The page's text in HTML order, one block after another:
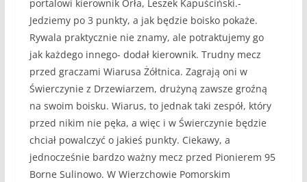
portalowi kierownik Orła, Leszek Kapuściński.-
Jedziemy po 3 punkty, a jak będzie boisko pokaże.
Rywala praktycznie nie znamy, ale potraktujemy go
jak każdego innego- dodał kierownik. Trudny mecz
przed graczami Wiarusa Żółtnica. Zagrają oni w
Świerczynie z Drzewiarzem, drużyną zawsze groźną
na swoim boisku. Wiarus, to jednak taki zespół, który
przed nikim nie pęka, a więc i w Świerczynie będzie
chciał powalczyć o jakieś punkty. Ciekawy, a
jednocześnie bardzo ważny mecz przed Pionierem 95
Borne Sulinowo. W Wierzchowie Pomorskim